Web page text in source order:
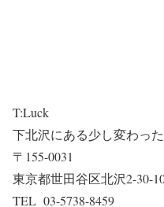
T:Luck
下北沢にある少し変わっ
〒155-0031
東京都世田谷区北沢2-30-
TEL 03-5738-8459